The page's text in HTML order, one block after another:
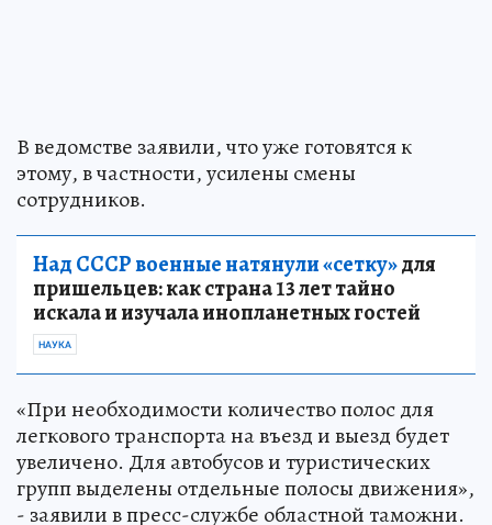
В ведомстве заявили, что уже готовятся к
этому, в частности, усилены смены
сотрудников.
Над СССР военные натянули «сетку»для
пришельцев: как страна 13 лет тайно
искала и изучала инопланетных гостей
НАУКА
«При необходимости количество полос для
легкового транспорта на въезд и выезд будет
увеличено. Для автобусов и туристических
групп выделены отдельные полосы движения»,
- заявили в пресс-службе областной таможни.